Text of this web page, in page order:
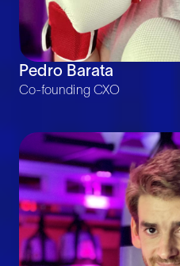
Pedro Barata
Co-founding CXO